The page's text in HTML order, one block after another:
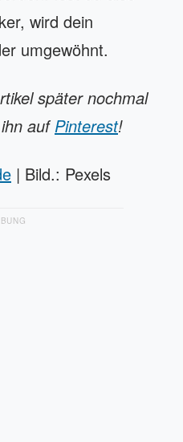
wird dein
umgewöhnt.
später nochmal
aufPinterest!
| Bild.: Pexels